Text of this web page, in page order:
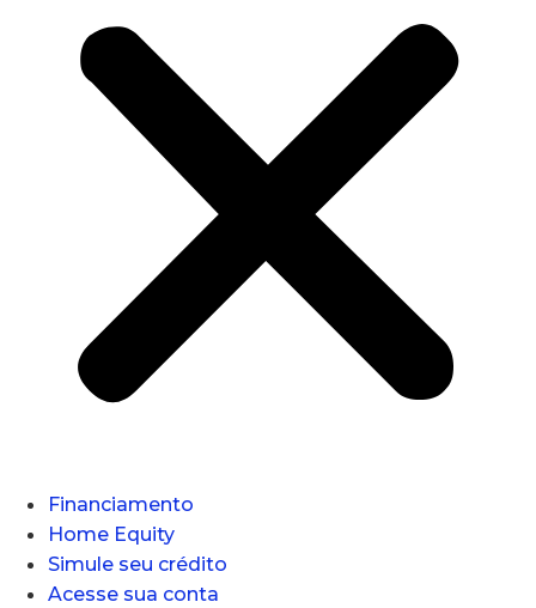
Financiamento
Home Equity
Simule seu crédito
Acesse sua conta